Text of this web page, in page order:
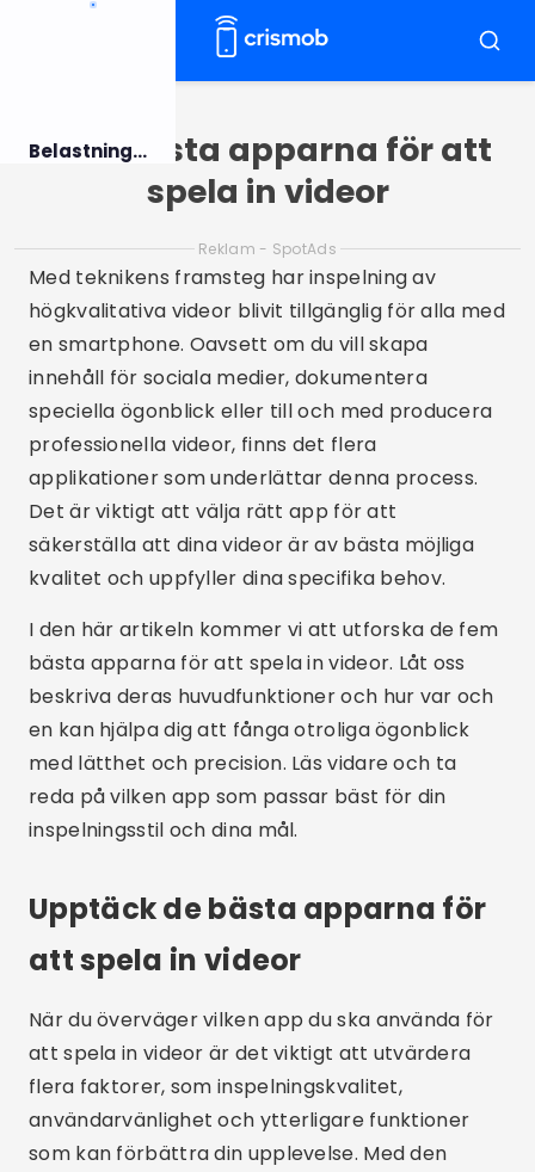
Belastning...
Sök
De 5 bästa apparna för att
spela in videor
Reklam - SpotAds
Med teknikens framsteg har inspelning av
högkvalitativa videor blivit tillgänglig för alla med
en smartphone. Oavsett om du vill skapa
innehåll för sociala medier, dokumentera
speciella ögonblick eller till och med producera
professionella videor, finns det flera
applikationer som underlättar denna process.
Det är viktigt att välja rätt app för att
säkerställa att dina videor är av bästa möjliga
kvalitet och uppfyller dina specifika behov.
I den här artikeln kommer vi att utforska de fem
bästa apparna för att spela in videor. Låt oss
beskriva deras huvudfunktioner och hur var och
en kan hjälpa dig att fånga otroliga ögonblick
med lätthet och precision. Läs vidare och ta
reda på vilken app som passar bäst för din
inspelningsstil och dina mål.
Upptäck de bästa apparna för
att spela in videor
När du överväger vilken app du ska använda för
att spela in videor är det viktigt att utvärdera
flera faktorer, som inspelningskvalitet,
användarvänlighet och ytterligare funktioner
som kan förbättra din upplevelse. Med den